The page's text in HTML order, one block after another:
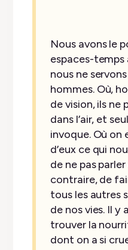
Nous avons le
espaces-
nous ne
hommes. Où,
de vision, ils
dans l’air, et
invoque. Où on
d’eux ce qui
de ne pas
contraire, de
tous les autres
de nos vies. Il y
trouver la
dont on a si